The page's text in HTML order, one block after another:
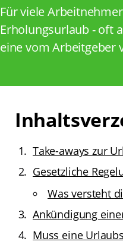
Für viele
Erholungsurlaub - oft
eine vom Arbeitgeber
Take-aways zur
Gesetzliche
Was versteht
Ankündigung
Muss eine